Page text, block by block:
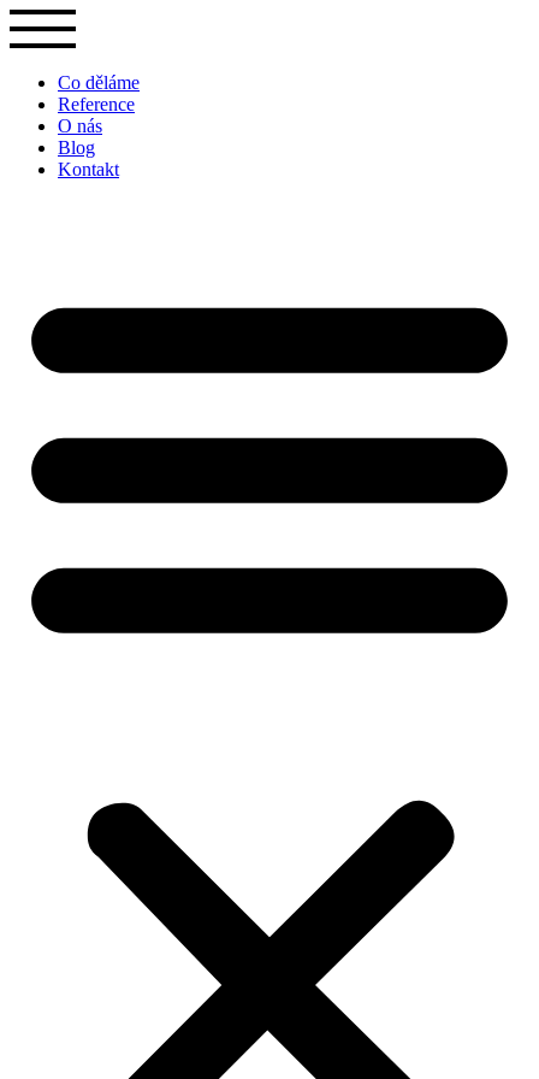
Přejít
k
Co děláme
Reference
O nás
Blog
Kontakt